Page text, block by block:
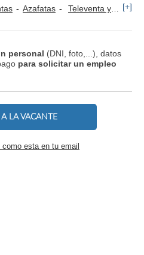
Azafatas Televenta y Marketing Telefónico [+]
personal (DNI, foto,...), datos
para solicitar un empleo
A LA VACANTE
esta en tu email